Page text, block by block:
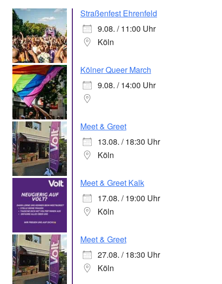
Straßenfest Ehrenfeld
9.08. / 11:00 Uhr
Köln
Kölner Queer March
9.08. / 14:00 Uhr
Meet & Greet
13.08. / 18:30 Uhr
Köln
Meet & Greet Kalk
17.08. / 19:00 Uhr
Köln
Meet & Greet
27.08. / 18:30 Uhr
Köln